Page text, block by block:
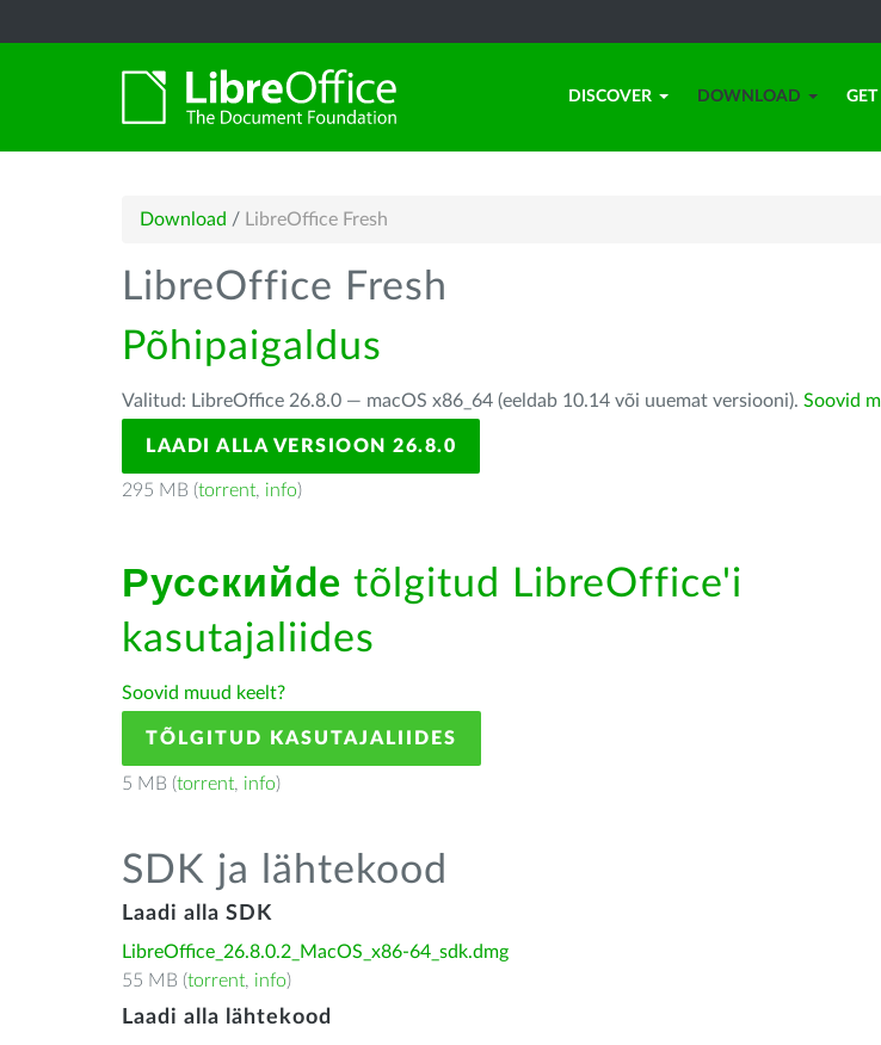
DISCOVER DOWNLOAD
Download / LibreOffice Fresh
LibreOffice Fresh
Põhipaigaldus
Valitud: LibreOffice 26.8.0 — macOS x86_64 (eeldab 10.14 või uuemat versiooni). Soovid
LAADI ALLA VERSIOON 26.8.0
295 MB (torrent, info)
Русскийde tõlgitud LibreOffice'i
kasutajaliides
Soovid muud keelt?
TÕLGITUD KASUTAJALIIDES
5 MB (torrent, info)
SDK ja lähtekood
Laadi alla SDK
LibreOffice_26.8.0.2_MacOS_x86-64_sdk.dmg
55 MB (torrent, info)
Laadi alla lähtekood